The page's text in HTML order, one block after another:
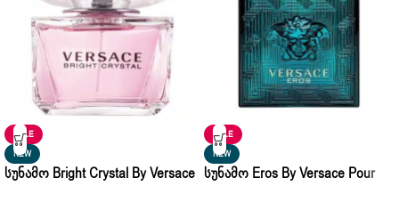
SALE
NEW
Სუნამო Bright Crystal By Versace
SALE
NEW
Სუნამო Eros By Versace Pour